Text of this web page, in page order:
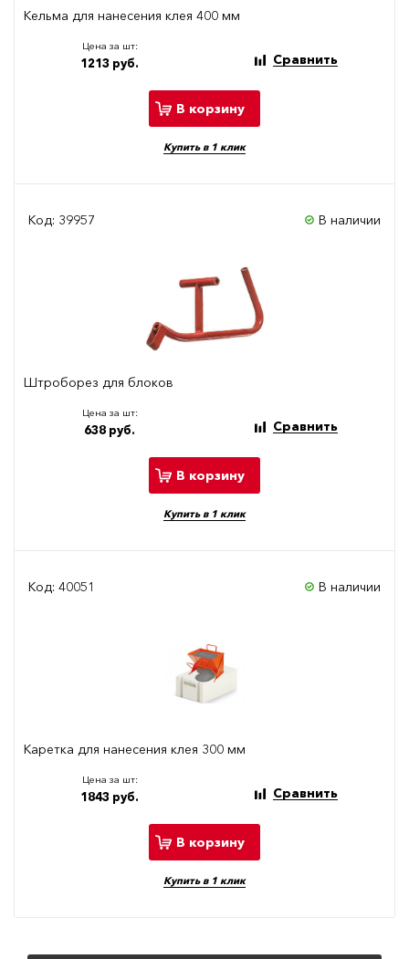
Кельма для нанесения клея 400 мм
Цена за шт:
1213 руб. Сравнить
В корзину
Купить в 1 клик
Код: 39957 В наличии
Штроборез для блоков
Цена за шт:
638 руб. Сравнить
В корзину
Купить в 1 клик
Код: 40051 В наличии
Каретка для нанесения клея 300 мм
Цена за шт:
1843 руб. Сравнить
В корзину
Купить в 1 клик